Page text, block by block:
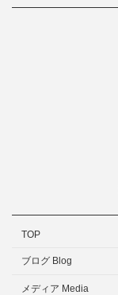
TOP
ブログ Blog
メディア Media